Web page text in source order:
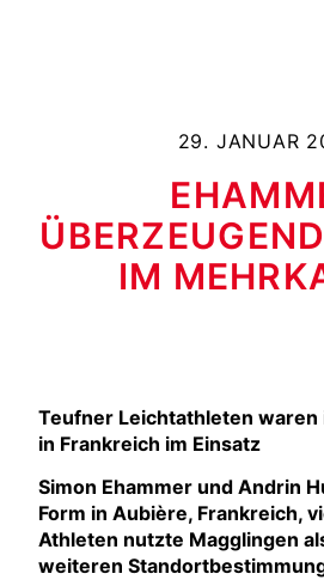
29. JANUAR
IM
Teufner Leichtathleten waren
in Frankreich im Einsatz
Simon Ehammer und Andrin
Form in Aubière, Frankreich,
Athleten nutzte Magglingen
weiteren